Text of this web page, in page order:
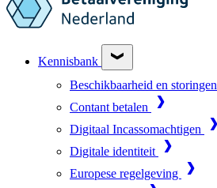
Kennisbank
Beschikbaarheid en storingen
Contant betalen
Digitaal Incassomachtigen
Digitale identiteit
Europese regelgeving